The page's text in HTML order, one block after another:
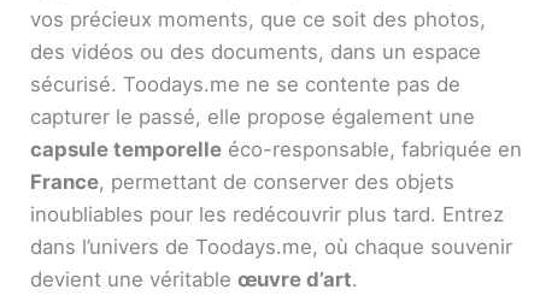
vos précieux moments, que ce soit des photos,
des vidéos ou des documents, dans un espace
sécurisé. Toodays.me ne se contente pas de
capturer le passé, elle propose également une
capsule temporelle éco-responsable, fabriquée en
France, permettant de conserver des objets
inoubliables pour les redécouvrir plus tard. Entrez
dans l’univers de Toodays.me, où chaque souvenir
devient une véritable œuvre d’art.